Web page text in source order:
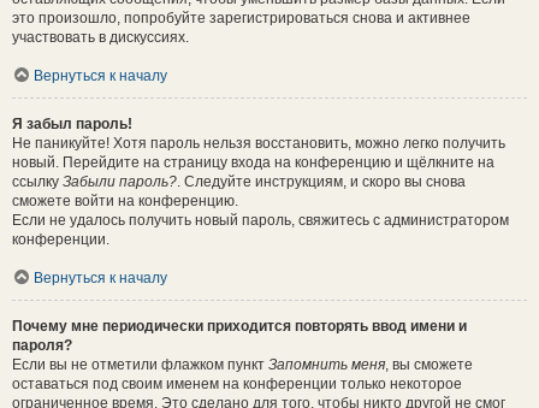
это произошло, попробуйте зарегистрироваться снова и активнее
участвовать в дискуссиях.
Вернуться к началу
Я забыл пароль!
Не паникуйте! Хотя пароль нельзя восстановить, можно легко получить
новый. Перейдите на страницу входа на конференцию и щёлкните на
ссылку Забыли пароль?. Следуйте инструкциям, и скоро вы снова
сможете войти на конференцию.
Если не удалось получить новый пароль, свяжитесь с администратором
конференции.
Вернуться к началу
Почему мне периодически приходится повторять ввод имени и
пароля?
Если вы не отметили флажком пункт Запомнить меня, вы сможете
оставаться под своим именем на конференции только некоторое
ограниченное время. Это сделано для того, чтобы никто другой не смог